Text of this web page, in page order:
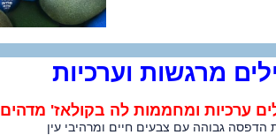
מרגשות וערכיות
ערכיות ומחממות לה בקולאז' מדהים
גבוהה עם צבעים חיים ומרהיבי עין